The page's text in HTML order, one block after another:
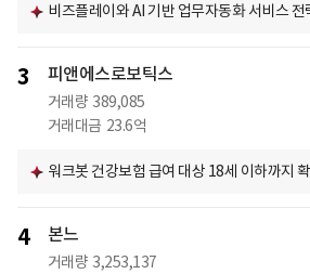
비즈플레이와 AI 기반 업무자동화 서비스 전
3 피앤에스로보틱스
거래량 389,085
거래대금 23.6억
워크봇 건강보험 급여 대상 18세 이하까지
4 본느
거래량 3,253,137